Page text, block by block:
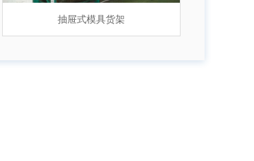
工字钢平台
抽屉式模具货架